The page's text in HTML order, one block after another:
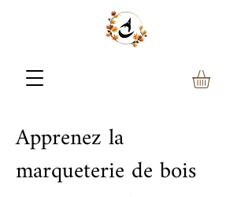
Apprenez la
marqueterie de bois